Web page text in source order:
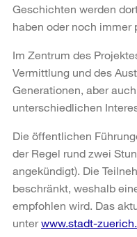
Geschichten werden
haben oder noch immer
Im Zentrum des
Vermittlung und des
Generationen, aber
unterschiedlichen
Die öffentlichen
der Regel rund zwei
angekündigt). Die
beschränkt, weshalb
empfohlen wird. Das
unterwww.stadt-